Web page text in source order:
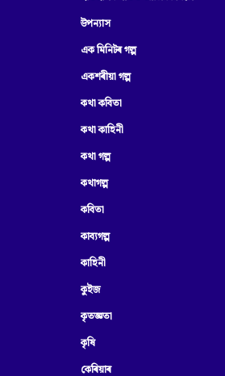
উপন্যাস
এক মিনিটৰ গল্প
একশৰীয়া গল্প
কথা কবিতা
কথা কাহিনী
কথা গল্প
কথাগল্প
কবিতা
কাব্যগল্প
কাহিনী
কুইজ
কৃতজ্ঞতা
কৃষি
কেৰিয়াৰ